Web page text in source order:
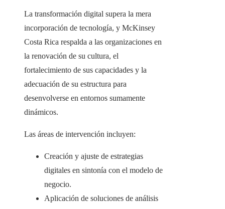
La transformación digital supera la mera
incorporación de tecnología, y McKinsey
Costa Rica respalda a las organizaciones en
la renovación de su cultura, el
fortalecimiento de sus capacidades y la
adecuación de su estructura para
desenvolverse en entornos sumamente
dinámicos.
Las áreas de intervención incluyen:
Creación y ajuste de estrategias
digitales en sintonía con el modelo de
negocio.
Aplicación de soluciones de análisis